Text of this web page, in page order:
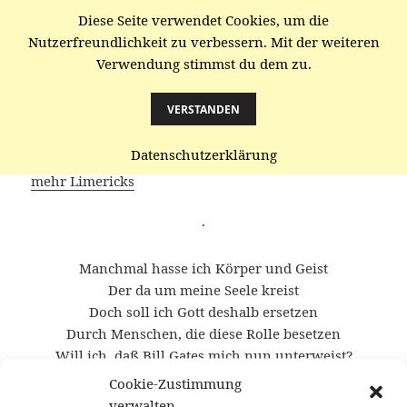
Cookie-Zustimmung
gaenze.de
mehr Limericks
·
Manchmal hasse ich Körper und Geist
Der da um meine Seele kreist
Doch soll ich Gott deshalb ersetzen
Durch Menschen, die diese Rolle besetzen
Will ich, daß Bill Gates mich nun unterweist?
Diese Seite verwendet Cookies, um die
Nutzerfreundlichkeit zu verbessern. Mit der weiteren
Verwendung stimmst du dem zu.
VERSTANDEN
Datenschutzerklärung